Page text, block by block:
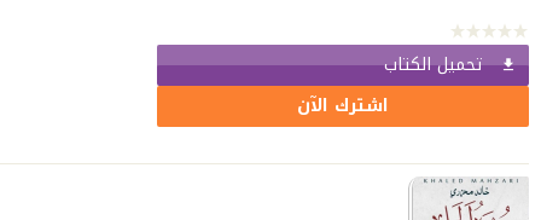
تحميل الكتاب
اشترك الآن